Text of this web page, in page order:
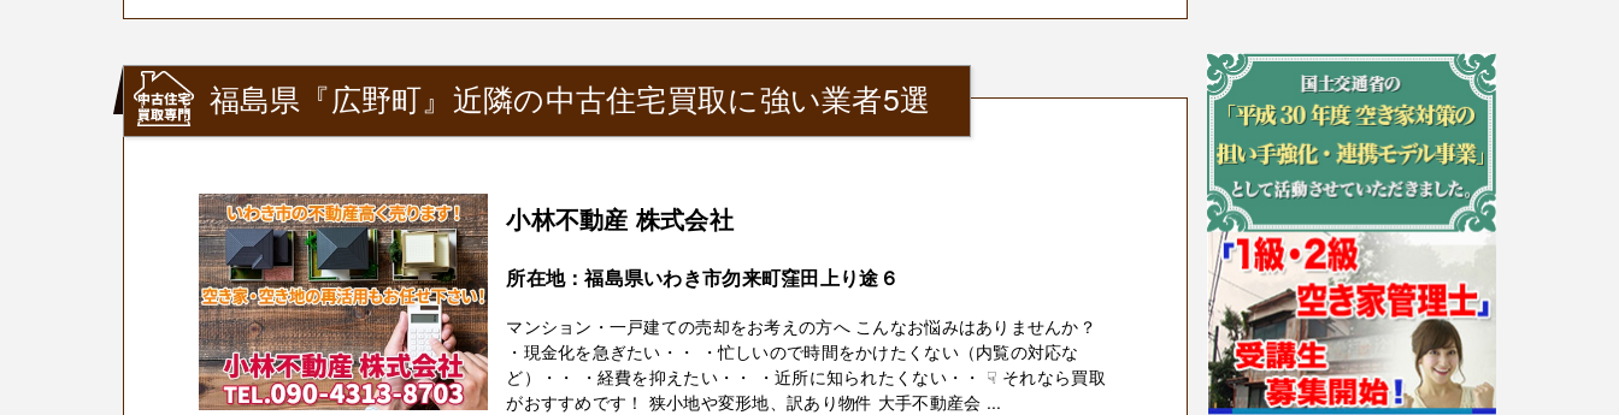
福島県『広野町』近隣の中古住宅買取に強い業者5選
小林不動産 株式会社
所在地：福島県いわき市勿来町窪田上り途６
マンション・一戸建ての売却をお考えの方へ こんなお悩みはありませんか？
・現金化を急ぎたい・・ ・忙しいので時間をかけたくない（内覧の対応な
ど）・・ ・経費を抑えたい・・ ・近所に知られたくない・・ ☟ それなら買取
がおすすめです！ 狭小地や変形地、訳あり物件 大手不動産会 ...